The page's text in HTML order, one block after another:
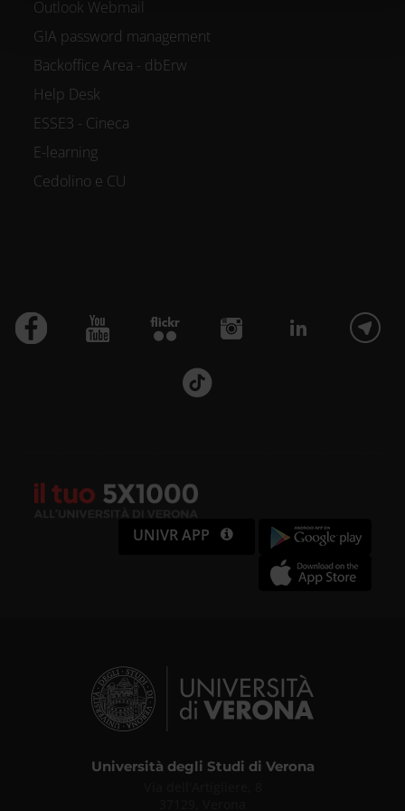
Outlook Webmail
GIA password management
Backoffice Area - dbErw
Help Desk
ESSE3 - Cineca
E-learning
Cedolino e CU
UNIVR APP
Università degli Studi di Verona